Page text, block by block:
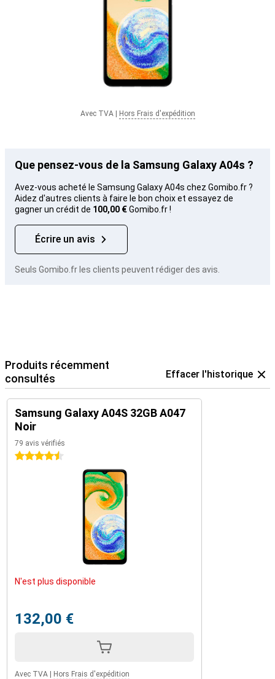
Avec TVA| Hors Frais d'expédition
Que pensez-vous de la Samsung Galaxy A04s ?
Avez-vous acheté le Samsung Galaxy A04s chez Gomibo.fr ?
Aidez d'autres clients à faire le bon choix et essayez de
gagner un crédit de 100,00 €Gomibo.fr !
Écrire un avis
Seuls Gomibo.fr les clients peuvent rédiger des avis.
Produits récemment
consultés
Effacer l'historique
Samsung Galaxy A04S 32GB A047
Noir
79 avis vérifiés
4.5 étoiles
N'est plus disponible
132,00 €
Avec TVA Hors Frais d'expédition